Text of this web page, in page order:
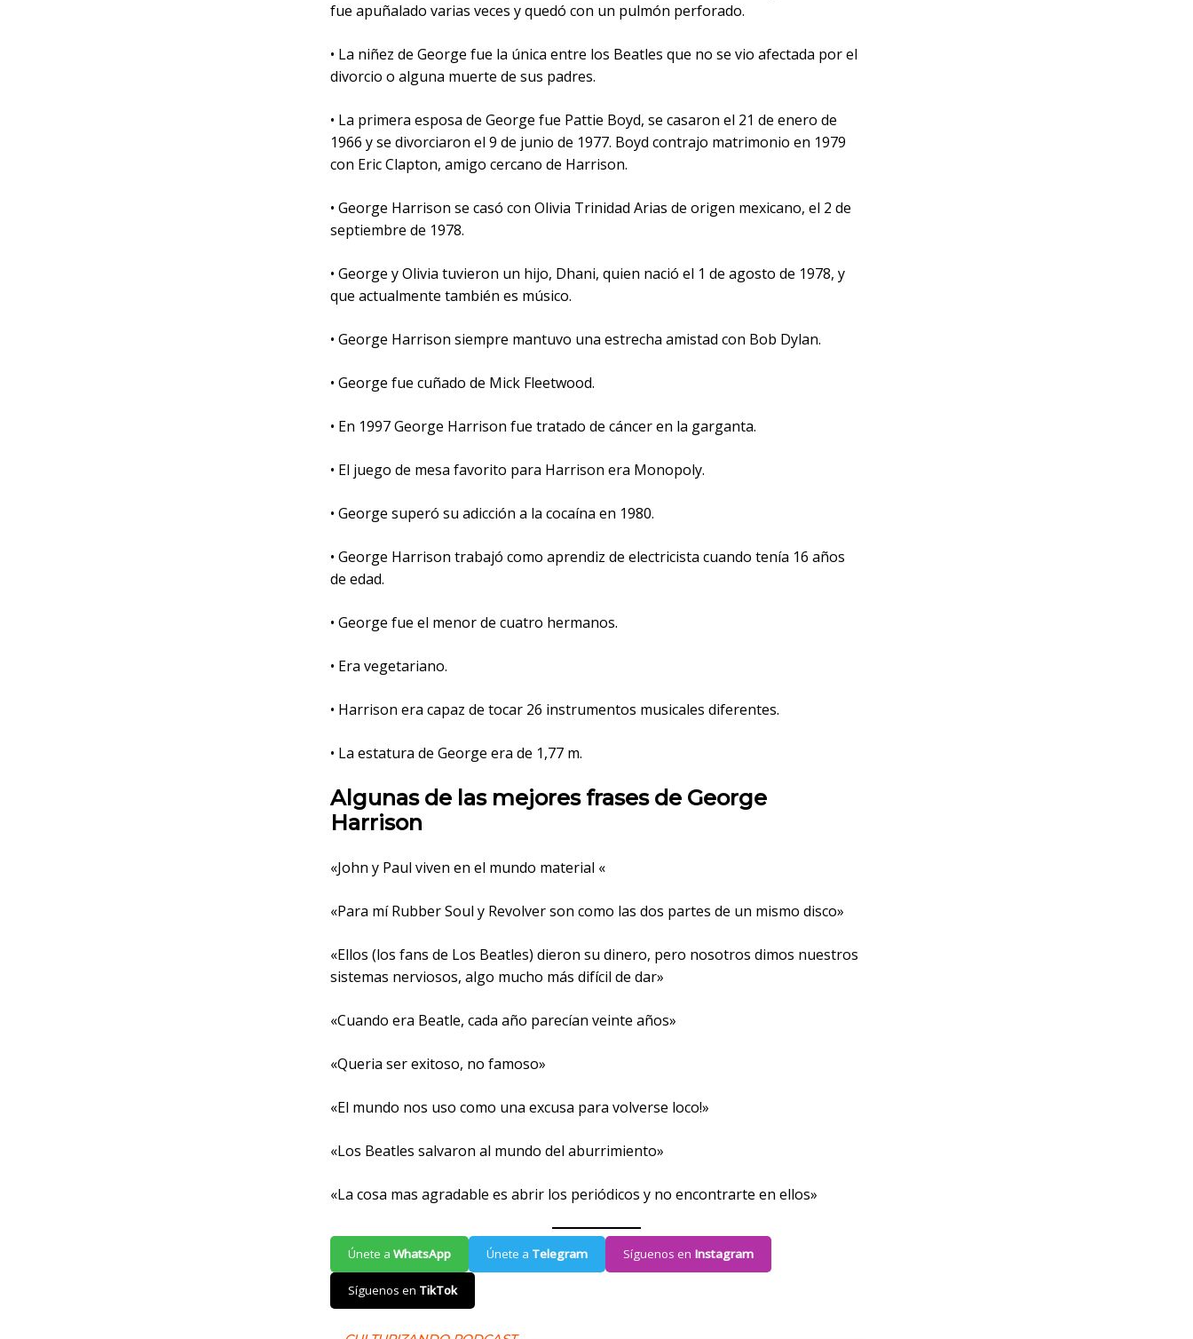
fue apuñalado varias veces y quedó con un pulmón perforado.
• La niñez de George fue la única entre los Beatles que no se vio afectada por el
divorcio o alguna muerte de sus padres.
• La primera esposa de George fue Pattie Boyd, se casaron el 21 de enero de
1966 y se divorciaron el 9 de junio de 1977. Boyd contrajo matrimonio en 1979
con Eric Clapton, amigo cercano de Harrison.
• George Harrison se casó con Olivia Trinidad Arias de origen mexicano, el 2 de
septiembre de 1978.
• George y Olivia tuvieron un hijo, Dhani, quien nació el 1 de agosto de 1978, y
que actualmente también es músico.
• George Harrison siempre mantuvo una estrecha amistad con Bob Dylan.
• George fue cuñado de Mick Fleetwood.
• En 1997 George Harrison fue tratado de cáncer en la garganta.
• El juego de mesa favorito para Harrison era Monopoly.
• George superó su adicción a la cocaína en 1980.
• George Harrison trabajó como aprendiz de electricista cuando tenía 16 años
de edad.
• George fue el menor de cuatro hermanos.
• Era vegetariano.
• Harrison era capaz de tocar 26 instrumentos musicales diferentes.
• La estatura de George era de 1,77 m.
Algunas de las mejores frases de George
Harrison
«John y Paul viven en el mundo material «
«Para mí Rubber Soul y Revolver son como las dos partes de un mismo disco»
«Ellos (los fans de Los Beatles) dieron su dinero, pero nosotros dimos nuestros
sistemas nerviosos, algo mucho más difícil de dar»
«Cuando era Beatle, cada año parecían veinte años»
«Queria ser exitoso, no famoso»
«El mundo nos uso como una excusa para volverse loco!»
«Los Beatles salvaron al mundo del aburrimiento»
«La cosa mas agradable es abrir los periódicos y no encontrarte en ellos»
Únete a WhatsApp Únete a Telegram Síguenos en Instagram
Síguenos en TikTok